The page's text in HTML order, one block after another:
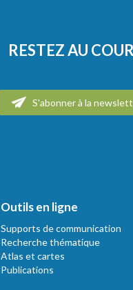
RESTEZ AU
S'abonner à la
Outils en ligne
Supports de communication
Recherche thématique
Atlas et cartes
Publications